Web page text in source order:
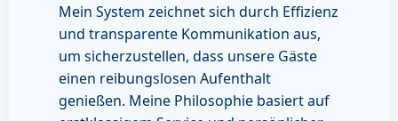
Mein System zeichnet sich durch Effizienz
und transparente Kommunikation aus,
um sicherzustellen, dass unsere Gäste
einen reibungslosen Aufenthalt
genießen. Meine Philosophie basiert auf